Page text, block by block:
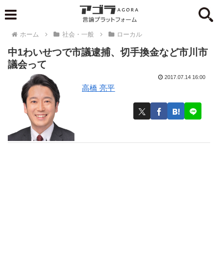
ホーム 社会・一般 ローカル
中1わいせつで市議逮捕、切手換金など市川市
議会って
高橋 亮平
2017.07.14 16:00